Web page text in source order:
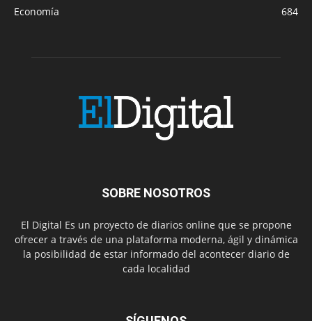
Economía
684
SOBRE NOSOTROS
El Digital Es un proyecto de diarios online que se propone
ofrecer a través de una plataforma moderna, ágil y dinámica
la posibilidad de estar informado del acontecer diario de
cada localidad